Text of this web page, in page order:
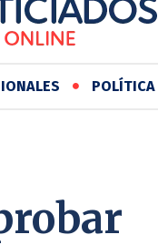
POLÍTICA